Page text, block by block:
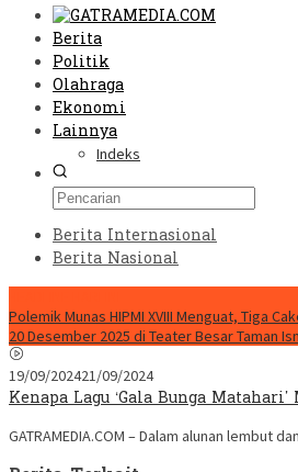
Berita
Politik
Olahraga
Ekonomi
Lainnya
Indeks
Berita Internasional
Berita Nasional
Polemik Munas HIPMI XVIII Menguat, Tiga
20 Desember 2025 di Teater Besar Taman
19/09/202421/09/2024
Kenapa Lagu ‘Gala Bunga
GATRAMEDIA.COM – Dalam alunan lembut